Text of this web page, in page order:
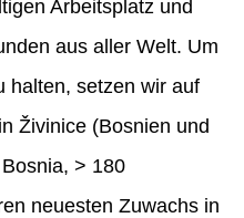
Arbeitsplatz und
aus aller Welt. Um
halten, setzen wir auf
Živinice (Bosnien und
> 180
neuesten Zuwachs in